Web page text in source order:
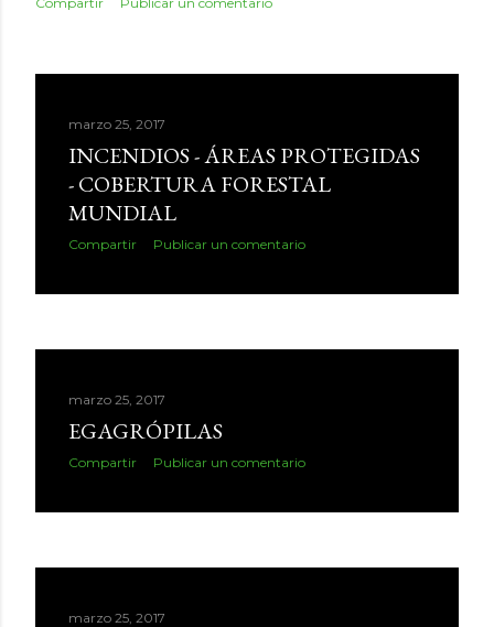
marzo 25, 2017
INCENDIOS - ÁREAS PROTEGIDAS
- COBERTURA FORESTAL
MUNDIAL
Compartir Publicar un comentario
marzo 25, 2017
EGAGRÓPILAS
Compartir Publicar un comentario
marzo 25, 2017